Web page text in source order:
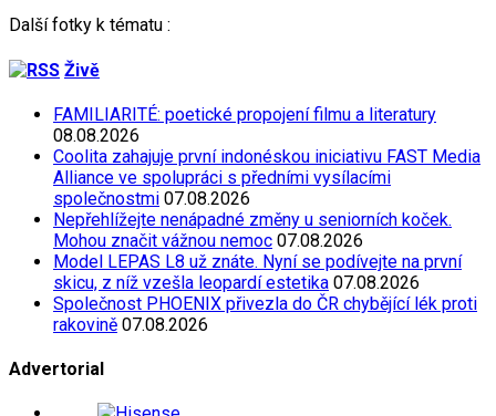
Další fotky k tématu :
Živě
FAMILIARITÉ: poetické propojení filmu a literatury
08.08.2026
Coolita zahajuje první indonéskou iniciativu FAST Media
Alliance ve spolupráci s předními vysílacími
společnostmi 07.08.2026
Nepřehlížejte nenápadné změny u seniorních koček.
Mohou značit vážnou nemoc 07.08.2026
Model LEPAS L8 už znáte. Nyní se podívejte na první
skicu, z níž vzešla leopardí estetika 07.08.2026
Společnost PHOENIX přivezla do ČR chybějící lék proti
rakovině 07.08.2026
Advertorial